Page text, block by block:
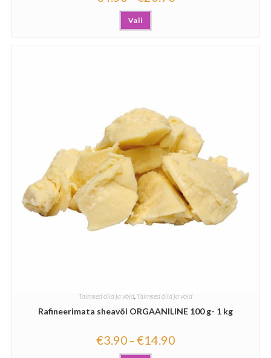
Vali
Taimsed õlid ja võid, Taimsed õlid ja võid
Rafineerimata sheavõi ORGAANILINE 100 g- 1 kg
€3.90 –€14.90